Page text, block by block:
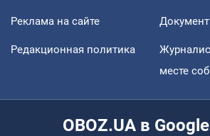
Реклама на сайте
Редакционная политика
месте
OBOZ.UA в